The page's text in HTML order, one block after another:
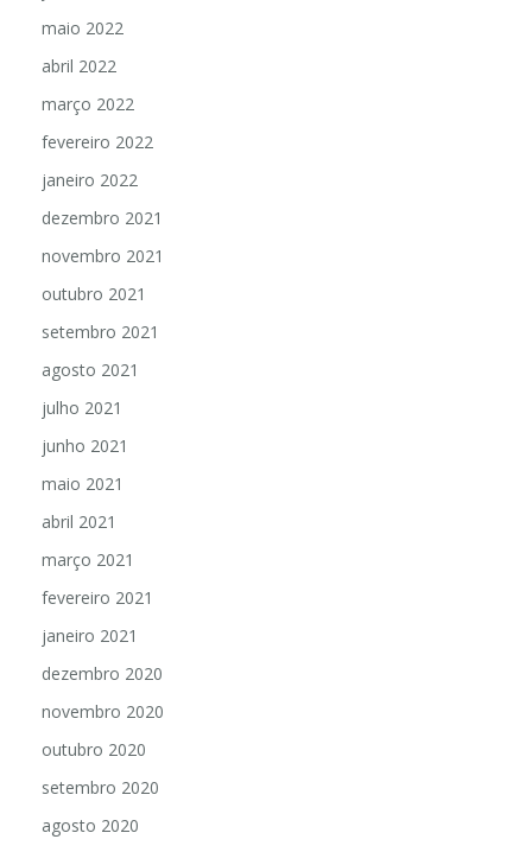
maio 2022
abril 2022
março 2022
fevereiro 2022
janeiro 2022
dezembro 2021
novembro 2021
outubro 2021
setembro 2021
agosto 2021
julho 2021
junho 2021
maio 2021
abril 2021
março 2021
fevereiro 2021
janeiro 2021
dezembro 2020
novembro 2020
outubro 2020
setembro 2020
agosto 2020